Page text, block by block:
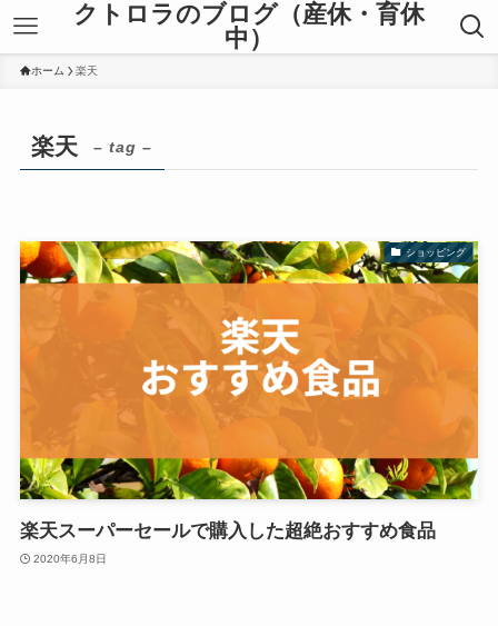
クトロラのブログ（産休・育休
中）
ホーム 楽天
楽天 – tag –
ショッピング
楽天スーパーセールで購入した超絶おすすめ食品
2020年6月8日